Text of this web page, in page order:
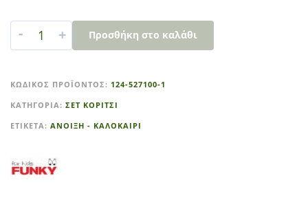
- + Προσθήκη στο καλάθι
t
e
r
t
ΚΩΔΙΚΌΣ ΠΡΟΪΌΝΤΟΣ: 124-527100-1
ΚΑΤΗΓΟΡΊΑ: ΣΕΤ ΚΟΡΙΤΣΙ
ΕΤΙΚΈΤΑ: ΑΝΟΙΞΗ - ΚΑΛΟΚΑΙΡΙ